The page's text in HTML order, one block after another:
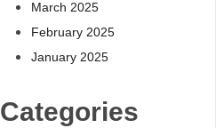
March 2025
February 2025
January 2025
Categories